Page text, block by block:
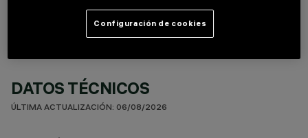
DATOS TÉCNICOS
ÚLTIMA ACTUALIZACIÓN: 06/08/2026
Configuración de cookies